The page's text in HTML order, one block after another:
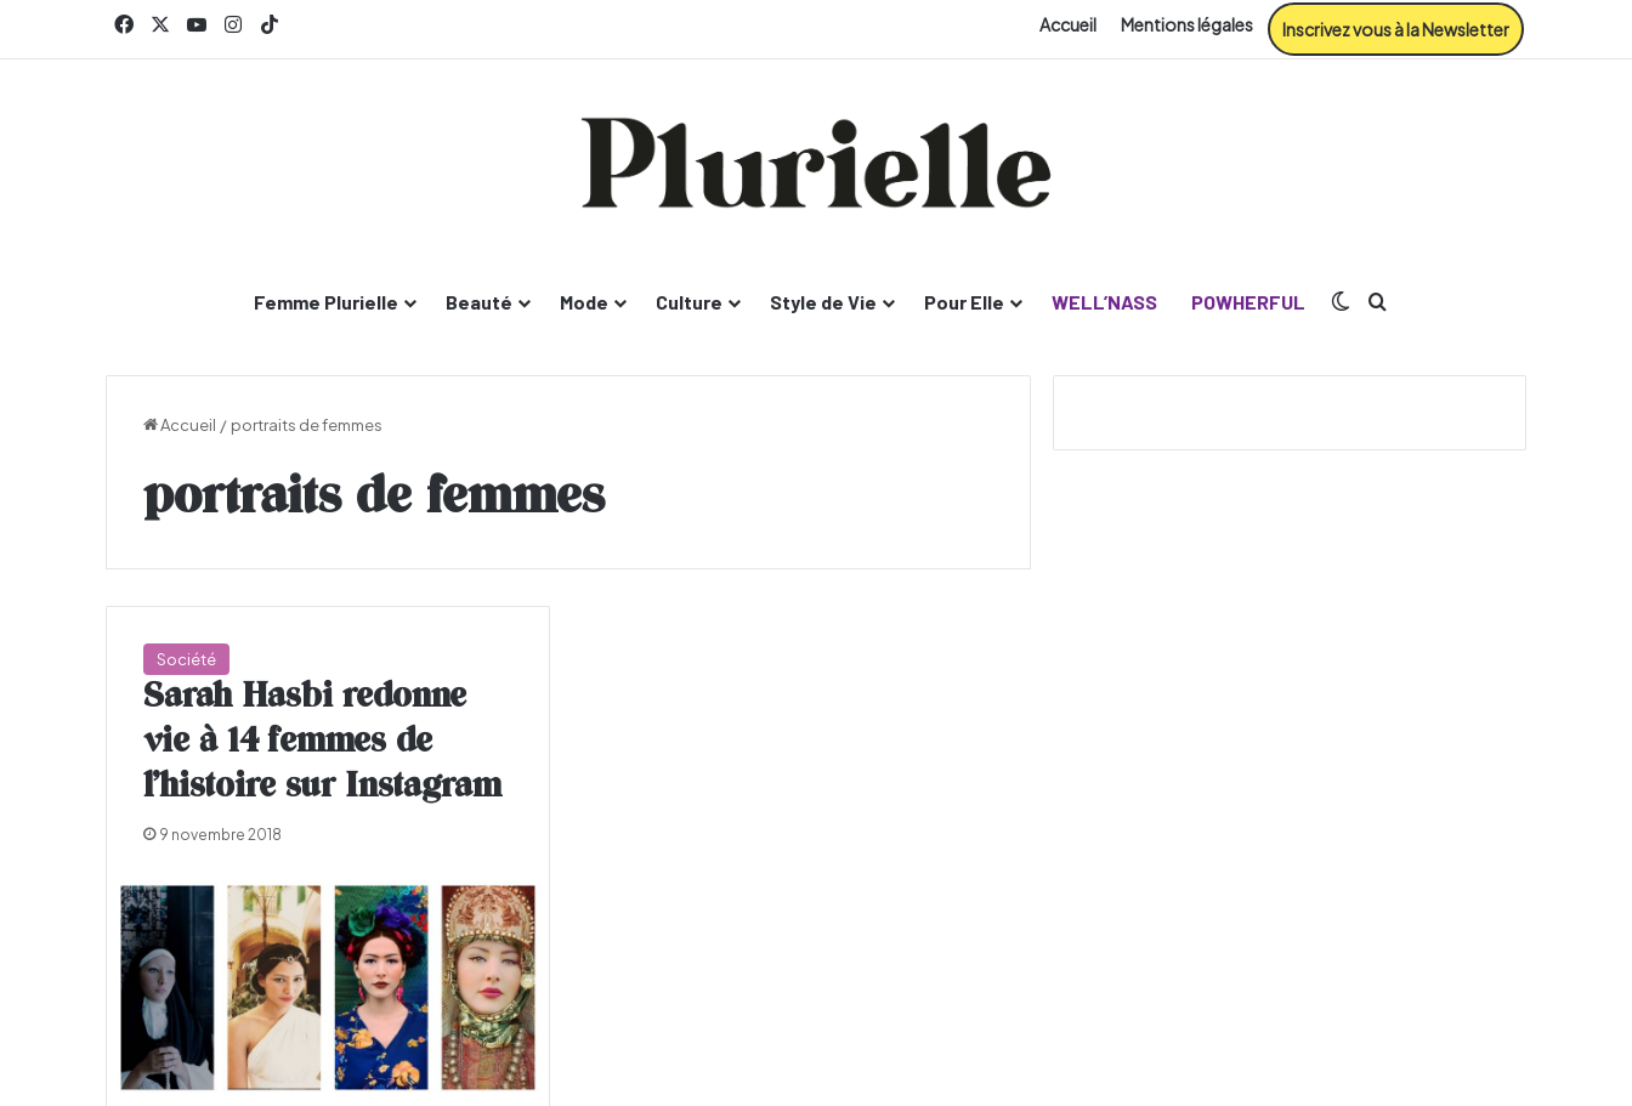
FacebookYouTubeInstagram Accueil Mentions légales Inscrivez vous à la Newsletter
Femme Plurielle Beauté Mode Culture Style de Vie Pour Elle WELL’NASS POWHERFUL Switch skin
Accueil / portraits de femmes
portraits de femmes
Société
Sarah Hasbi redonne
vie à 14 femmes de
l’histoire sur Instagram
9 novembre 2018